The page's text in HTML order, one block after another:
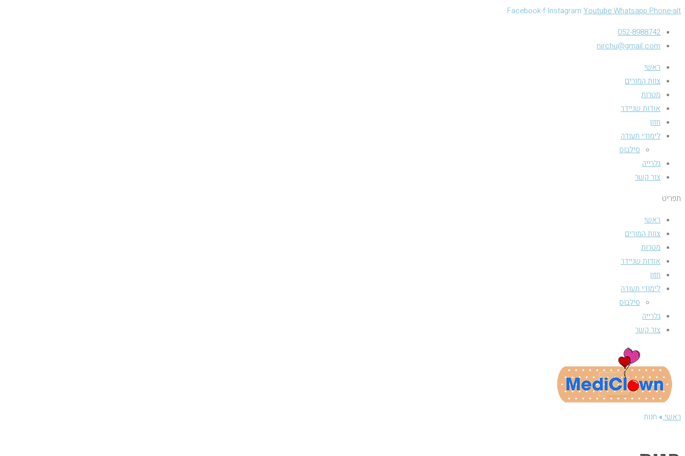
Facebook-f Instagram YoutubeWhatsapp Phone-alt
052-8988742
nirchu@gmail.com
ראשי
צוות המורים
מטרות
אודות שניידר
חזון
לימודי תעודה
סילבוס
גלרייה
צור קשר
תפריט
ראשי
צוות המורים
מטרות
אודות שניידר
חזון
לימודי תעודה
סילבוס
גלרייה
צור קשר
ראשי » חנות